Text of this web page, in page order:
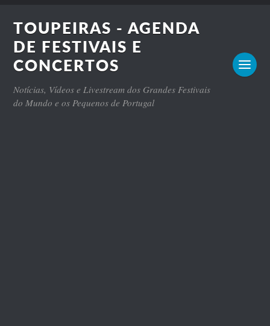
TOUPEIRAS - AGENDA
DE FESTIVAIS E
CONCERTOS
Notícias, Vídeos e Livestream dos Grandes Festivais
do Mundo e os Pequenos de Portugal